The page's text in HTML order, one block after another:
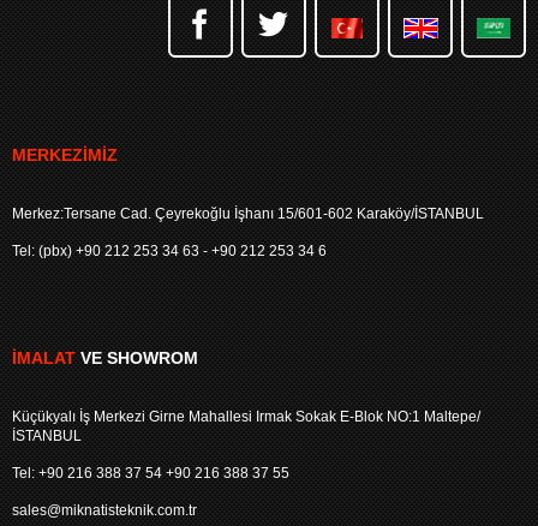
MERKEZIMIZ
Merkez:Tersane Cad. Çeyrekoğlu İşhanı 15/601-602 Karaköy/İSTANBUL
Tel: (pbx) +90 212 253 34 63 - +90 212 253 34 6
İMALATVE SHOWROM
Küçükyalı İş Merkezi Girne Mahallesi Irmak Sokak E-Blok NO:1 Maltepe/
İSTANBUL
Tel: +90 216 388 37 54 +90 216 388 37 55
sales@miknatisteknik.com.tr